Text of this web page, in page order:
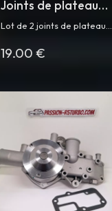
Joints de plateau
sonde pour R5
Lot de 2 joints de plateau
Renault 5 Turbo et Turbo 2
19.00 €